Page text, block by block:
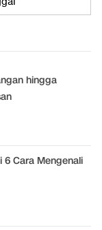
hingga
6 Cara Mengenali